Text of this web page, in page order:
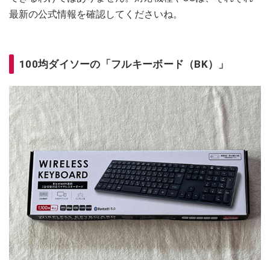
最新の公式情報を確認してくださいね。
100均ダイソーの「フルキーボード（BK）」